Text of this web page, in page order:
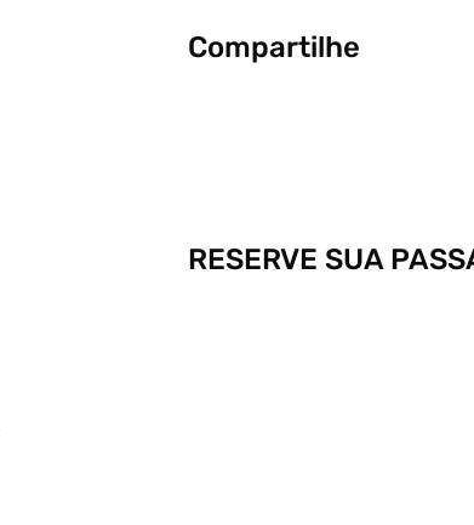
Compartilhe
RESERVE SUA